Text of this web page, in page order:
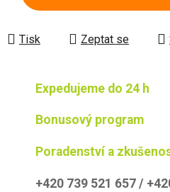
Tisk Zeptat se
Expedujeme do 24 h
Bonusový program
Poradenství a
+420 739 521 657 /